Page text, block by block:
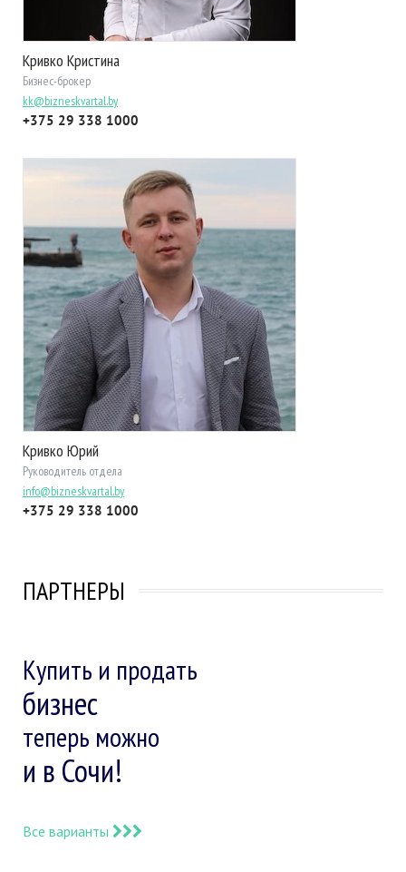
Кривко Кристина
Бизнес-брокер
kk@bizneskvartal.by
+375 29 338 1000
Кривко Юрий
Руководитель отдела
info@bizneskvartal.by
+375 29 338 1000
ПАРТНЕРЫ
Купить и продать
бизнес
теперь можно
и в Сочи!
Все варианты